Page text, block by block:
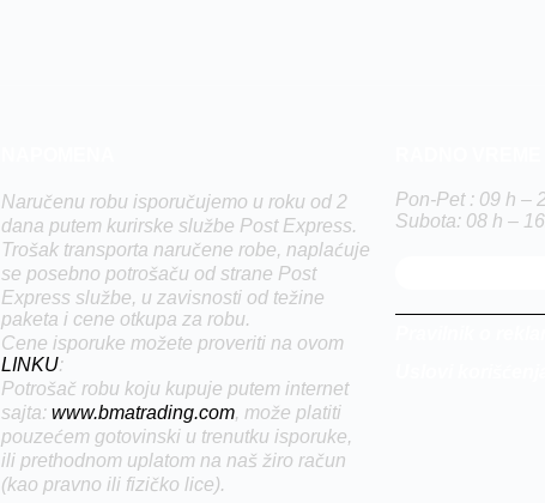
Naručenu robu isporučujemo u roku od 2
dana putem kurirske službe Post Express.
Trošak transporta naručene robe, naplaćuje
se posebno potrošaču od strane Post
Express službe, u zavisnosti od težine
paketa i cene otkupa za robu.
Cene isporuke možete proveriti na ovom
LINKU:
Potrošač robu koju kupuje putem internet
sajta: www.bmatrading.com, može platiti
pouzećem gotovinski u trenutku isporuke,
ili prethodnom uplatom na naš žiro račun
(kao pravno ili fizičko lice).
Pon-Pet : 09 h –
Subota: 08 h –